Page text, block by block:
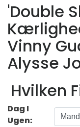
'Double
Vinny
Alysse
Hvilken
Dag I
Ugen: